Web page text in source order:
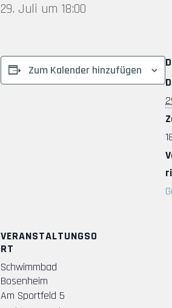
29. Juli um 18:00
Zum Kalender hinzufügen
VERANSTALTUNGSO
RT
Schwimmbad
Bosenheim
Am Sportfeld 5